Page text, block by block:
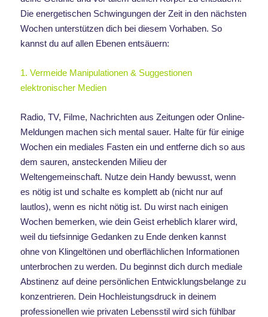
Die energetischen Schwingungen der Zeit in den nächsten
Wochen unterstützen dich bei diesem Vorhaben. So
kannst du auf allen Ebenen entsäuern:
1. Vermeide Manipulationen & Suggestionen
elektronischer Medien
Radio, TV, Filme, Nachrichten aus Zeitungen oder Online-
Meldungen machen sich mental sauer. Halte für für einige
Wochen ein mediales Fasten ein und entferne dich so aus
dem sauren, ansteckenden Milieu der
Weltengemeinschaft. Nutze dein Handy bewusst, wenn
es nötig ist und schalte es komplett ab (nicht nur auf
lautlos), wenn es nicht nötig ist. Du wirst nach einigen
Wochen bemerken, wie dein Geist erheblich klarer wird,
weil du tiefsinnige Gedanken zu Ende denken kannst
ohne von Klingeltönen und oberflächlichen Informationen
unterbrochen zu werden. Du beginnst dich durch mediale
Abstinenz auf deine persönlichen Entwicklungsbelange zu
konzentrieren. Dein Hochleistungsdruck in deinem
professionellen wie privaten Lebensstil wird sich fühlbar